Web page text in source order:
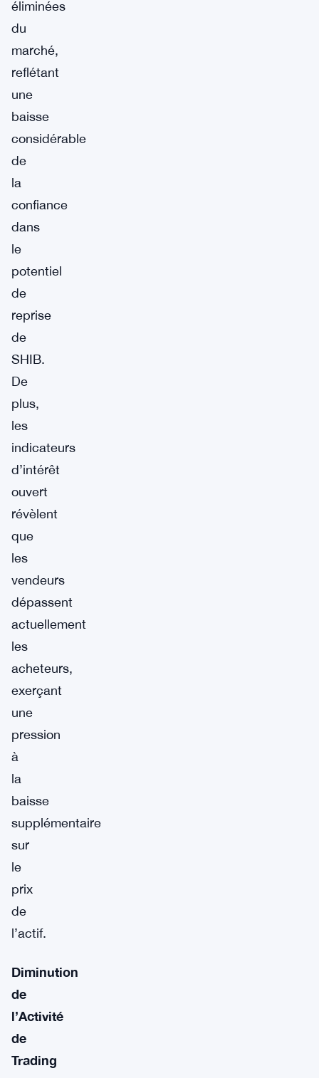
éliminées
du
marché,
reflétant
une
baisse
considérable
de
la
confiance
dans
le
potentiel
de
reprise
de
SHIB.
De
plus,
les
indicateurs
d’intérêt
ouvert
révèlent
que
les
vendeurs
dépassent
actuellement
les
acheteurs,
exerçant
une
pression
à
la
baisse
supplémentaire
sur
le
prix
de
l’actif.
Diminution
de
l’Activité
de
Trading